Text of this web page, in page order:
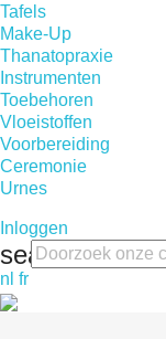
Tafels
Make-Up
Thanatopraxie
Instrumenten
Toebehoren
Vloeistoffen
Voorbereiding
Ceremonie
Urnes
Inloggen
search
nl fr